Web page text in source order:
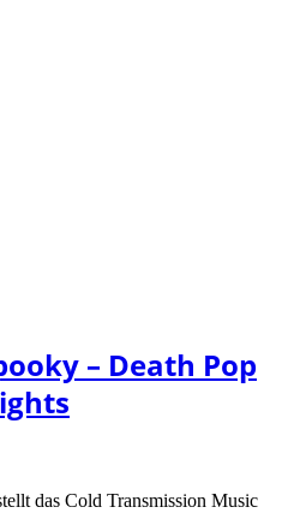
– Death Pop
das Cold Transmission Music